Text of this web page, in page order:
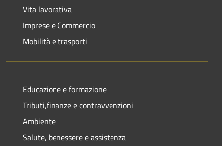
Vita lavorativa
Imprese e Commercio
Mobilità e trasporti
Educazione e formazione
Tributi,finanze e contravvenzioni
Ambiente
Salute, benessere e assistenza